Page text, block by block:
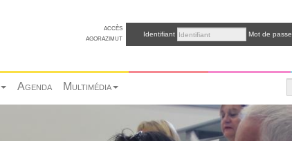
accès
agorazimut
Identifiant Mot de passe
Agenda Multimédia